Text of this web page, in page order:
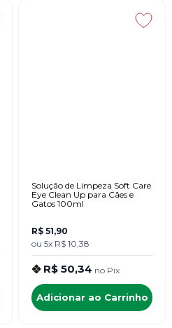
Solução de Limpeza Soft Care
Eye Clean Up para Cães e
Gatos 100ml
R$ 51,90
ou 5x R$ 10,38
R$ 50,34 no Pix
Adicionar ao Carrinho